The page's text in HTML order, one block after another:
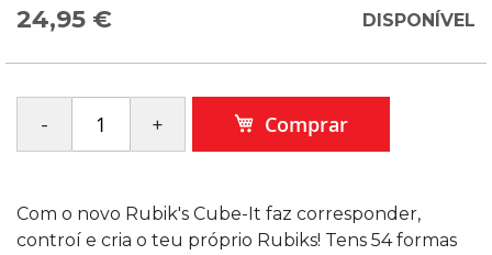
24,95 € DISPONÍVEL
Comprar
Com o novo Rubik's Cube-It faz corresponder,
controí e cria o teu próprio Rubiks! Tens 54 formas